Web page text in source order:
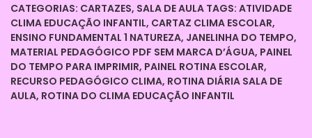
ROTINA
DO
CLIMA
PARA
SALA
DE
CATEGORIAS: CARTAZES, SALA DE AULA TAGS: ATIVIDADE
CLIMA EDUCAÇÃO INFANTIL, CARTAZ CLIMA ESCOLAR,
ENSINO FUNDAMENTAL 1 NATUREZA, JANELINHA DO TEMPO,
MATERIAL PEDAGÓGICO PDF SEM MARCA D’ÁGUA, PAINEL
DO TEMPO PARA IMPRIMIR, PAINEL ROTINA ESCOLAR,
RECURSO PEDAGÓGICO CLIMA, ROTINA DIÁRIA SALA DE
AULA, ROTINA DO CLIMA EDUCAÇÃO INFANTIL